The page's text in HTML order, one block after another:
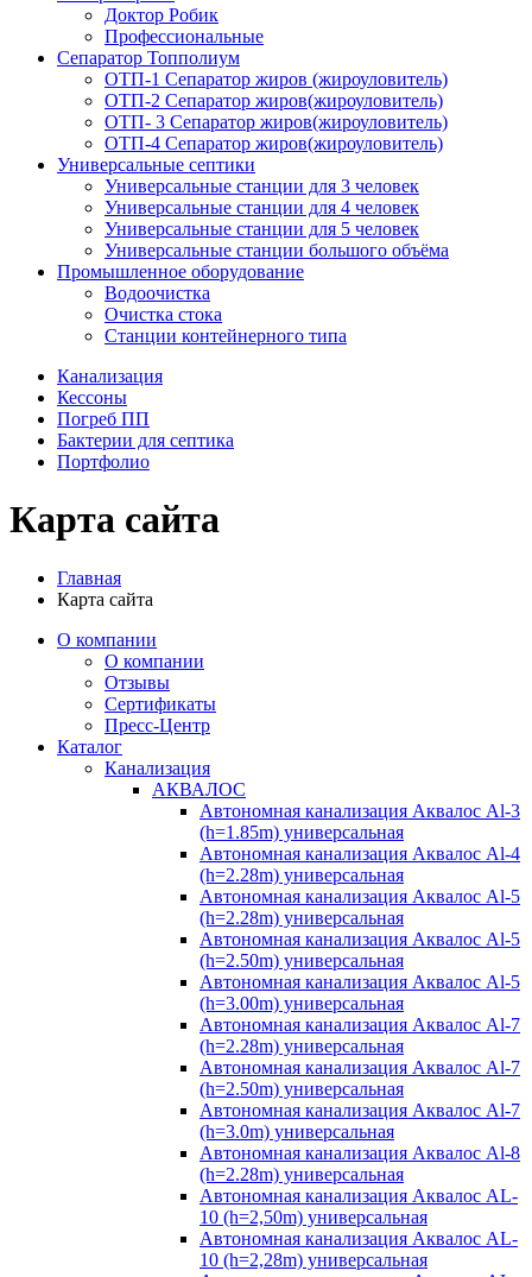
Доктор Робик
Профессиональные
Сепаратор Топполиум
ОТП-1 Сепаратор жиров (жироуловитель)
ОТП-2 Сепаратор жиров(жироуловитель)
ОТП- 3 Сепаратор жиров(жироуловитель)
ОТП-4 Сепаратор жиров(жироуловитель)
Универсальные септики
Универсальные станции для 3 человек
Универсальные станции для 4 человек
Универсальные станции для 5 человек
Универсальные станции большого объёма
Промышленное оборудование
Водоочистка
Очистка стока
Станции контейнерного типа
Канализация
Кессоны
Погреб ПП
Бактерии для септика
Портфолио
Карта сайта
Главная
Карта сайта
О компании
О компании
Отзывы
Сертификаты
Пресс-Центр
Каталог
Канализация
АКВАЛОС
Автономная канализация Аквалос Al-3
(h=1.85m) универсальная
Автономная канализация Аквалос Al-4
(h=2.28m) универсальная
Автономная канализация Аквалос Al-5
(h=2.28m) универсальная
Автономная канализация Аквалос Al-5
(h=2.50m) универсальная
Автономная канализация Аквалос Al-5
(h=3.00m) универсальная
Автономная канализация Аквалос Al-7
(h=2.28m) универсальная
Автономная канализация Аквалос Al-7
(h=2.50m) универсальная
Автономная канализация Аквалос Al-7
(h=3.0m) универсальная
Автономная канализация Аквалос Al-8
(h=2.28m) универсальная
Автономная канализация Аквалос AL-
10 (h=2,50m) универсальная
Автономная канализация Аквалос AL-
10 (h=2,28m) универсальная